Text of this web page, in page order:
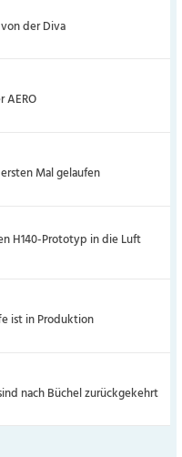
der Diva
AERO
Mal gelaufen
H140-Prototyp in die Luft
ist in Produktion
nach Büchel zurückgekehrt